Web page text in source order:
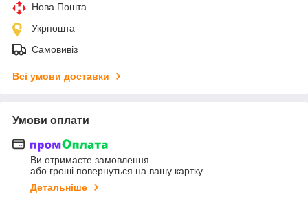
Нова Пошта
Укрпошта
Самовивіз
Всі умови доставки
Умови оплати
Ви отримаєте замовлення
або гроші повернуться на вашу картку
Детальніше